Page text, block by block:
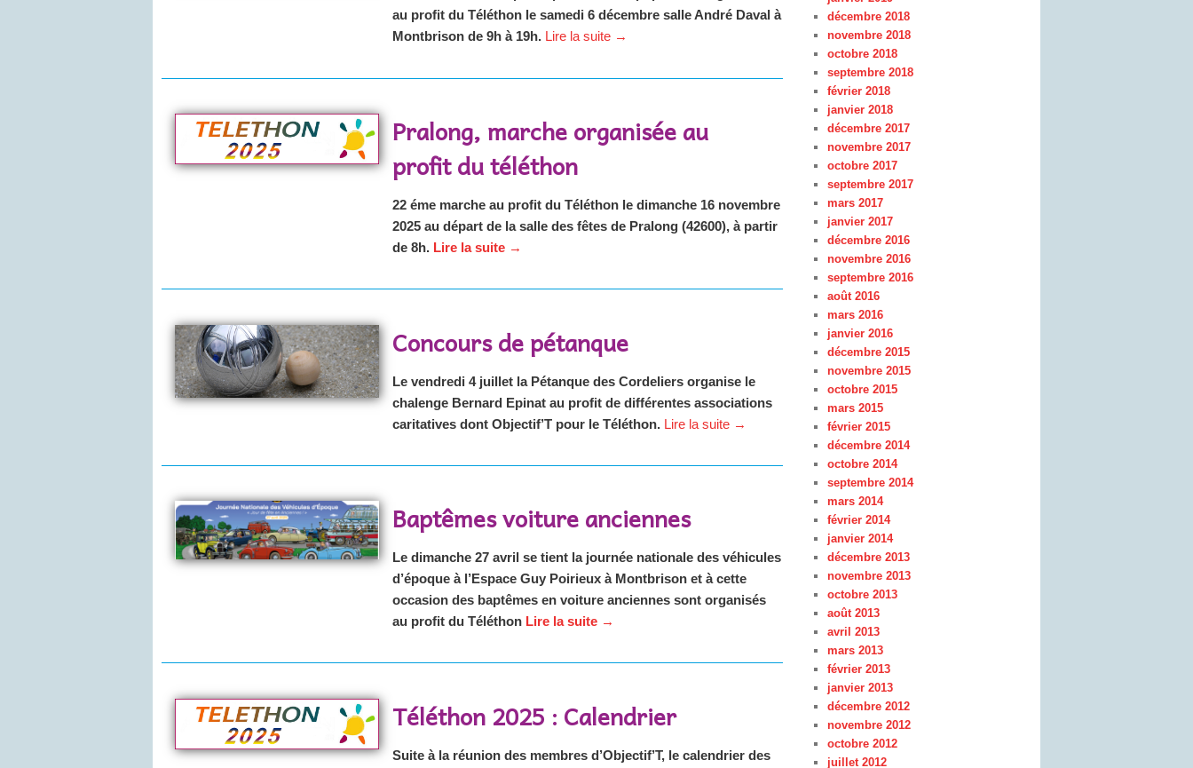
au profit du Téléthon le samedi 6 décembre salle André Daval à
Montbrison de 9h à 19h. Lire la suite →
Pralong, marche organisée au
profit du téléthon
22 éme marche au profit du Téléthon le dimanche 16 novembre
2025 au départ de la salle des fêtes de Pralong (42600), à partir
de 8h. Lire la suite →
Concours de pétanque
Le vendredi 4 juillet la Pétanque des Cordeliers organise le
chalenge Bernard Epinat au profit de différentes associations
caritatives dont Objectif’T pour le Téléthon. Lire la suite →
Baptêmes voiture anciennes
Le dimanche 27 avril se tient la journée nationale des véhicules
d’époque à l’Espace Guy Poirieux à Montbrison et à cette
occasion des baptêmes en voiture anciennes sont organisés
au profit du Téléthon Lire la suite →
Téléthon 2025 : Calendrier
Suite à la réunion des membres d’Objectif’T, le calendrier des
décembre 2018
novembre 2018
octobre 2018
septembre 2018
février 2018
janvier 2018
décembre 2017
novembre 2017
octobre 2017
septembre 2017
mars 2017
janvier 2017
décembre 2016
novembre 2016
septembre 2016
août 2016
mars 2016
janvier 2016
décembre 2015
novembre 2015
octobre 2015
mars 2015
février 2015
décembre 2014
octobre 2014
septembre 2014
mars 2014
février 2014
janvier 2014
décembre 2013
novembre 2013
octobre 2013
août 2013
avril 2013
mars 2013
février 2013
janvier 2013
décembre 2012
novembre 2012
octobre 2012
juillet 2012